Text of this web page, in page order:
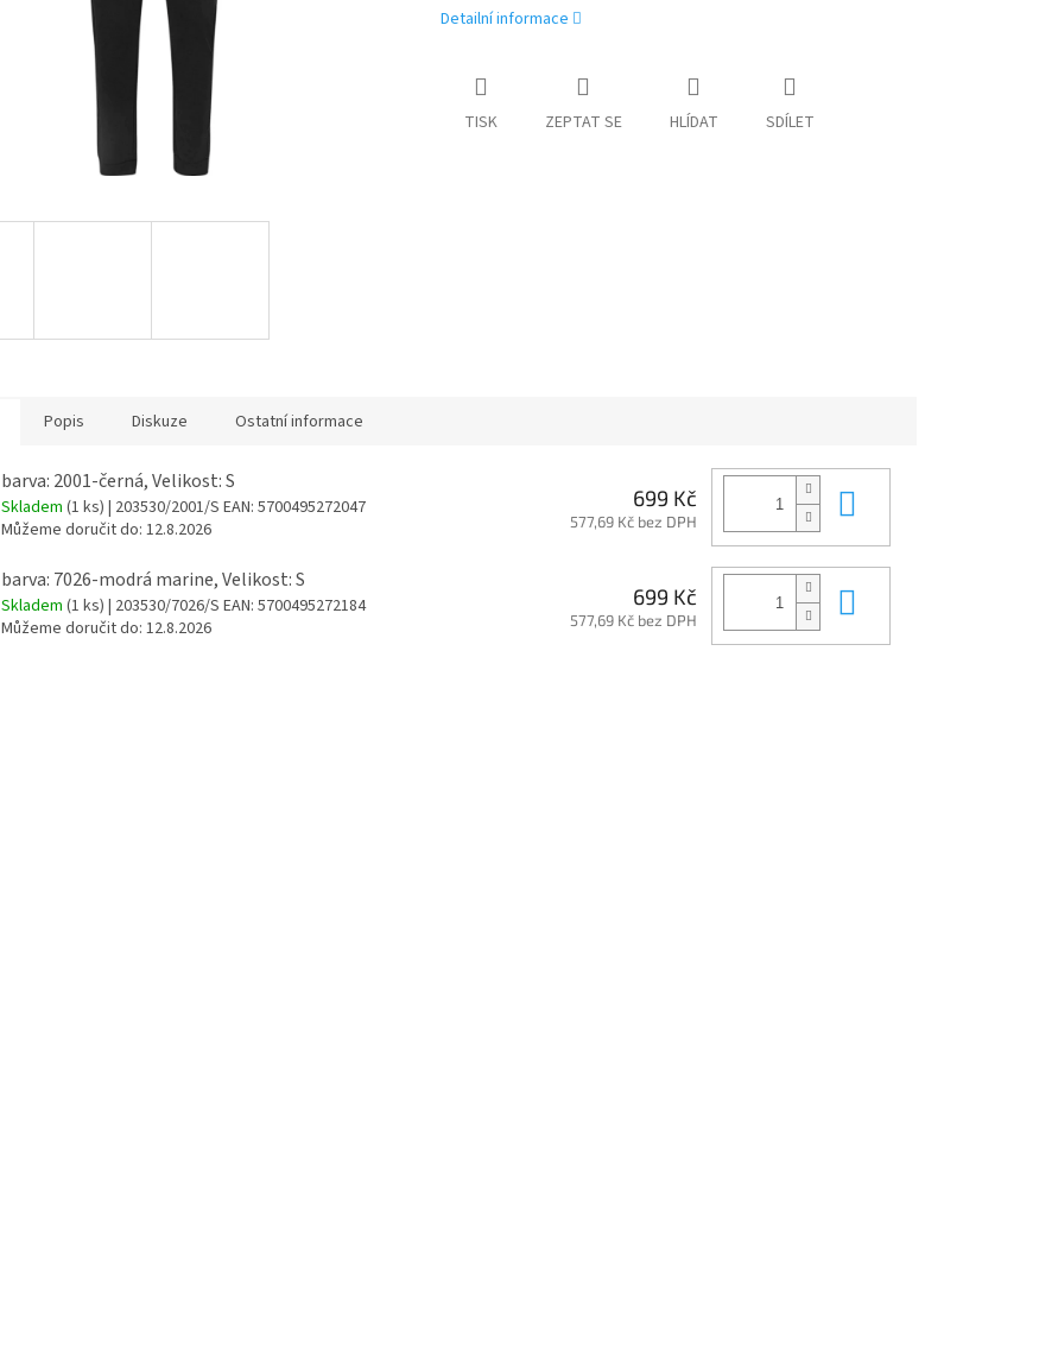
Detailní informace
TISK ZEPTAT SE HLÍDAT SDÍLET
Popis Diskuze Ostatní informace
barva: 2001-černá, Velikost: S
Skladem (1 ks) | 203530/2001/S EAN: 5700495272047
Můžeme doručit do: 12.8.2026
699 Kč
577,69 Kč bez DPH
barva: 7026-modrá marine, Velikost: S
Skladem (1 ks) | 203530/7026/S EAN: 5700495272184
Můžeme doručit do: 12.8.2026
699 Kč
577,69 Kč bez DPH